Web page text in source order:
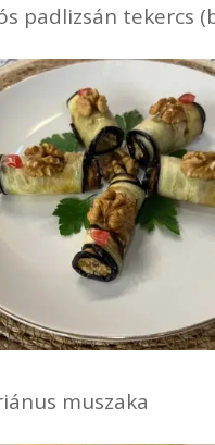
padlizsán tekercs
muszaka